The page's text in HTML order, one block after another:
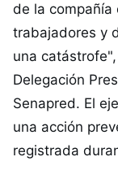
de la compañía
trabajadores y
una
Delegación
Senapred. El
una acción
registrada